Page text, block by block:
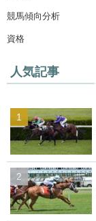
競馬傾向分析
資格
人気記事